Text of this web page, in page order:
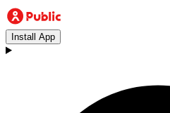
Install App